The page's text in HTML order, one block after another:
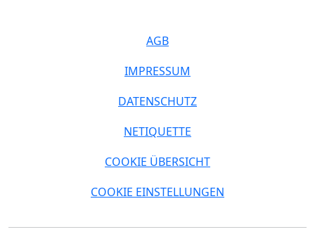
AGB
IMPRESSUM
DATENSCHUTZ
NETIQUETTE
COOKIE ÜBERSICHT
COOKIE EINSTELLUNGEN